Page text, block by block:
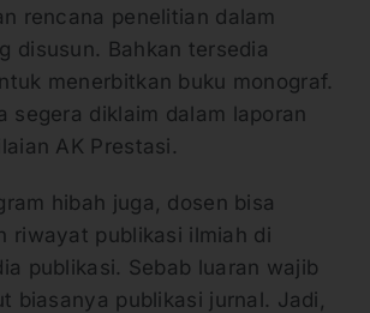
rencana penelitian dalam
disusun. Bahkan tersedia
menerbitkan buku monograf.
segera diklaim dalam laporan
AK Prestasi.
hibah juga, dosen bisa
riwayat publikasi ilmiah di
publikasi. Sebab luaran wajib
biasanya publikasi jurnal. Jadi,